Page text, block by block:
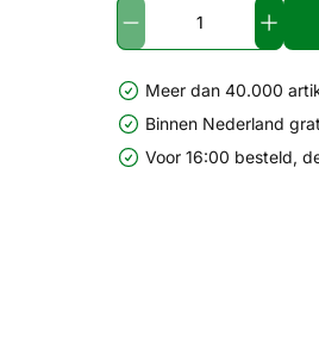
Meer dan 40.000
Binnen Nederland
Voor 16:00 besteld,